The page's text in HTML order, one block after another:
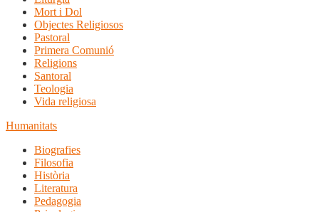
Mort i Dol
Objectes Religiosos
Pastoral
Primera Comunió
Religions
Santoral
Teologia
Vida religiosa
Humanitats
Biografies
Filosofia
Història
Literatura
Pedagogia